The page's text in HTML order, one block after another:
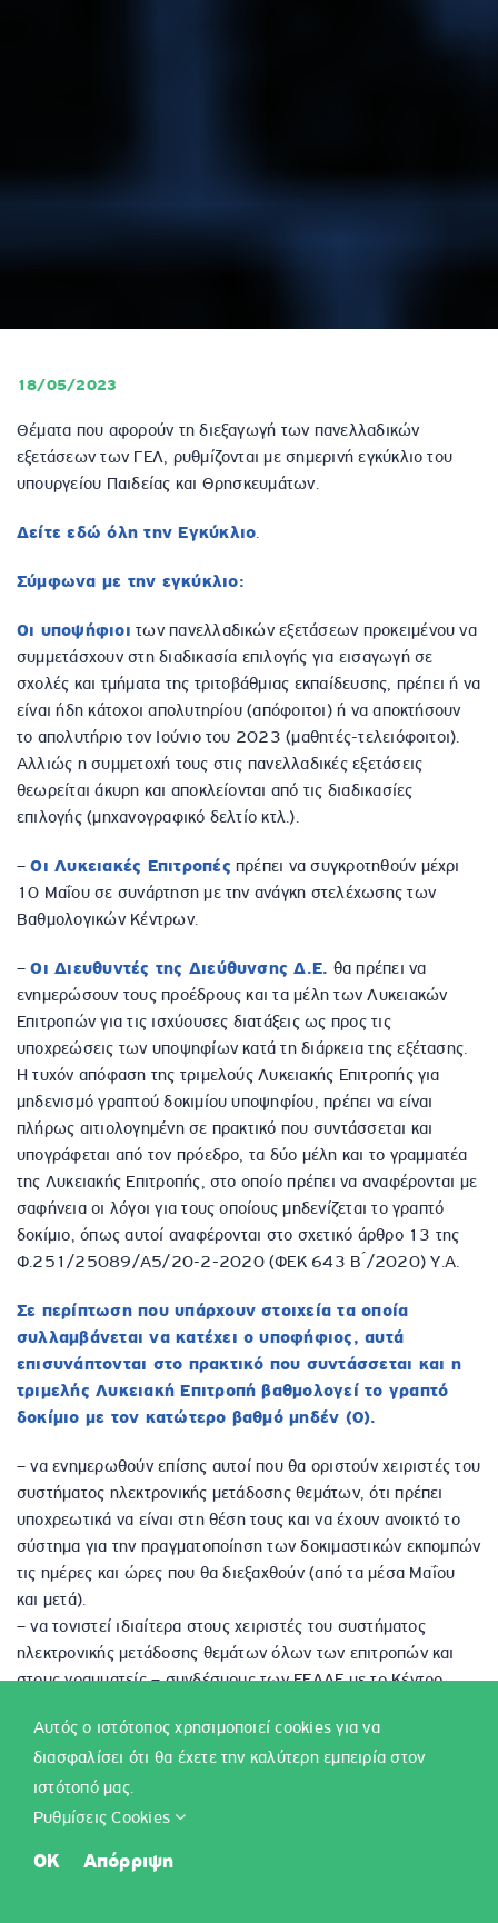
Θέματα που αφορούν τη διεξαγωγή των πανελλαδικών
εξετάσεων των ΓΕΛ, ρυθμίζονται με σημερινή εγκύκλιο του
υπουργείου Παιδείας και Θρησκευμάτων.
Δείτε εδώ όλη την Εγκύκλιο.
Σύμφωνα με την εγκύκλιο:
Οι υποψήφιοι των πανελλαδικών εξετάσεων προκειμένου να
συμμετάσχουν στη διαδικασία επιλογής για εισαγωγή σε
σχολές και τμήματα της τριτοβάθμιας εκπαίδευσης, πρέπει ή να
είναι ήδη κάτοχοι απολυτηρίου (απόφοιτοι) ή να αποκτήσουν
το απολυτήριο τον Ιούνιο του 2023 (μαθητές-τελειόφοιτοι).
Αλλιώς η συμμετοχή τους στις πανελλαδικές εξετάσεις
θεωρείται άκυρη και αποκλείονται από τις διαδικασίες
επιλογής (μηχανογραφικό δελτίο κτλ.).
–Οι Λυκειακές Επιτροπέςπρέπει να συγκροτηθούν μέχρι
10 Μαΐου σε συνάρτηση με την ανάγκη στελέχωσης των
Βαθμολογικών Κέντρων.
–Οι Διευθυντές της Διεύθυνσης Δ.Ε. θα πρέπει να
ενημερώσουν τους προέδρους και τα μέλη των Λυκειακών
Επιτροπών για τις ισχύουσες διατάξεις ως προς τις
υποχρεώσεις των υποψηφίων κατά τη διάρκεια της εξέτασης.
Η τυχόν απόφαση της τριμελούς Λυκειακής Επιτροπής για
μηδενισμό γραπτού δοκιμίου υποψηφίου, πρέπει να είναι
πλήρως αιτιολογημένη σε πρακτικό που συντάσσεται και
υπογράφεται από τον πρόεδρο, τα δύο μέλη και το γραμματέα
της Λυκειακής Επιτροπής, στο οποίο πρέπει να αναφέρονται με
σαφήνεια οι λόγοι για τους οποίους μηδενίζεται το γραπτό
δοκίμιο, όπως αυτοί αναφέρονται στο σχετικό άρθρο 13 της
Φ.251/25089/Α5/20-2-2020 (ΦΕΚ 643 Β ́/2020) Υ.Α.
Σε περίπτωση που υπάρχουν στοιχεία τα οποία
συλλαμβάνεται να κατέχει ο υποφήφιος, αυτά
επισυνάπτονται στο πρακτικό που συντάσσεται και η
τριμελής Λυκειακή Επιτροπή βαθμολογεί το γραπτό
δοκίμιο με τον κατώτερο βαθμό μηδέν (0).
– να ενημερωθούν επίσης αυτοί που θα οριστούν χειριστές του
συστήματος ηλεκτρονικής μετάδοσης θεμάτων, ότι πρέπει
υποχρεωτικά να είναι στη θέση τους και να έχουν ανοικτό το
σύστημα για την πραγματοποίηση των δοκιμαστικών εκπομπών
τις ημέρες και ώρες που θα διεξαχθούν (από τα μέσα Μαΐου
και μετά).
– να τονιστεί ιδιαίτερα στους χειριστές του συστήματος
ηλεκτρονικής μετάδοσης θεμάτων όλων των επιτροπών και
στους γραμματείς – συνδέσμους των ΕΕΔΔΕ με το Κέντρο
εξετάσεων τόσο οι δοκιμαστικές εκπομπές όσο και η ταχύτατη
επικοινωνία του Κέντρου Εκπομπής του Υπουργείου Παιδείας
και κατά συνέπεια και της Κεντρικής Επιτροπής με τα
Εξεταστικά Κέντρα που πραγματοποιείται μέσω των
στην εκπλήρωση του έργου τους.
18/05/2023
Αυτός ο ιστότοπος χρησιμοποιεί cookies για να
διασφαλίσει ότι θα έχετε την καλύτερη εμπειρία στον
ιστότοπό μας.
Ρυθμίσεις Cookies
OK Απόρριψη